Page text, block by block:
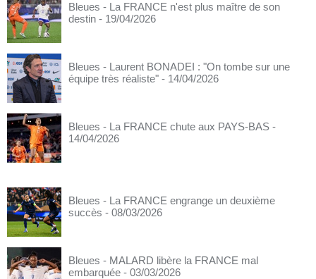
Bleues - La FRANCE n'est plus maître de son
destin - 19/04/2026
Bleues - Laurent BONADEI : "On tombe sur une
équipe très réaliste" - 14/04/2026
Bleues - La FRANCE chute aux PAYS-BAS -
14/04/2026
Bleues - La FRANCE engrange un deuxième
succès - 08/03/2026
Bleues - MALARD libère la FRANCE mal
embarquée - 03/03/2026